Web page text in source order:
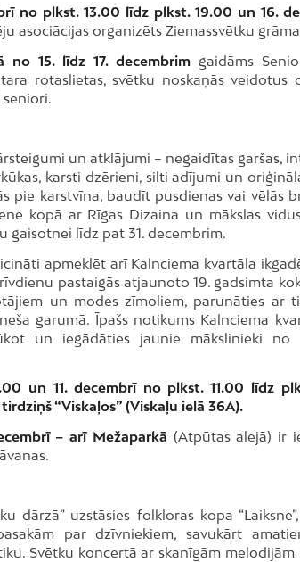
no plkst. 13.00 līdz plkst. 19.00 un 16.
asociācijas organizēts Ziemassvētku
no 15. līdz 17. decembrim gaidāms
rotaslietas, svētku noskaņās veidotus
un atklājumi – negaidītas garšas,
karsti dzērieni, silti adījumi un
karstvīna, baudīt pusdienas vai vēlās
kopā ar Rīgas Dizaina un mākslas
gaisotnei līdz pat 31. decembrim.
apmeklēt arī Kalnciema kvartāla
pastaigās atjaunoto 19. gadsimta
un modes zīmoliem, parunāties ar
garumā. Īpašs notikums Kalnciema
un iegādāties jaunie mākslinieki no
un 11. decembrī no plkst. 11.00 līdz
“Viskaļos” (Viskaļu ielā 36A).
– arī Mežaparkā (Atpūtas alejā) ir
dārzā” uzstāsies folkloras kopa
par dzīvniekiem, savukārt
Svētku koncertā ar skanīgām melodijām